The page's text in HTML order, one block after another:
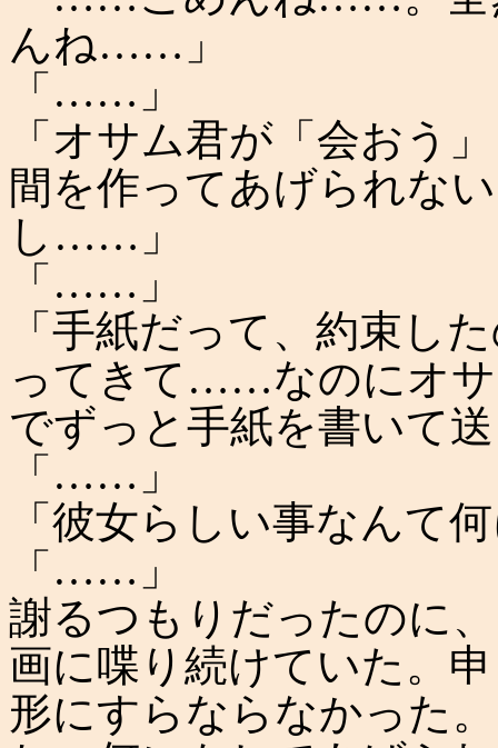
んね……」
「……」
「オサム君が「会おう
間を作ってあげられな
し……」
「……」
「手紙だって、約束し
ってきて……なのにオサ
でずっと手紙を書いて
「……」
「彼女らしい事なん
「……」
謝るつもりだったのに
画に喋り続けていた。
形にすらならなかった